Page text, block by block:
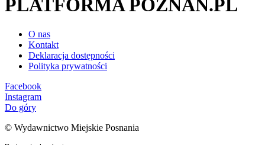
PLATFORMA POZNAN.PL
O nas
Kontakt
Deklaracja dostępności
Polityka prywatności
Facebook
Instagram
Do góry
© Wydawnictwo Miejskie Posnania